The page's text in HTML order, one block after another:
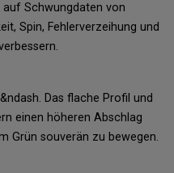
Schwungdaten von
Spin, Fehlerverzeihung und
Das flache Profil und
einen höheren Abschlag
Grün souverän zu bewegen.